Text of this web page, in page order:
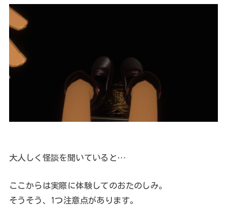
大人しく怪談を聞いていると…
ここからは実際に体験してのおたのしみ。
そうそう、1つ注意点があります。